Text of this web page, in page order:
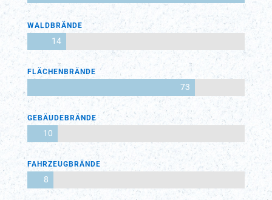
WALDBRÄNDE
14
FLÄCHENBRÄNDE
73
GEBÄUDEBRÄNDE
10
FAHRZEUGBRÄNDE
8